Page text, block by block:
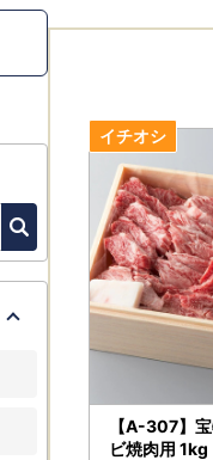
・受
・ワンストッ
・ワンストッ
・12月25日ま
・12月26日～
《ワンストッ
〒444-1333
【A-307】
ビ焼肉用 1kg